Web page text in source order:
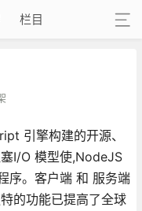
栏目
引擎构建的开源、
I/O 模型使,NodeJS
序。客户端 和 服务端
的功能已提高了全球